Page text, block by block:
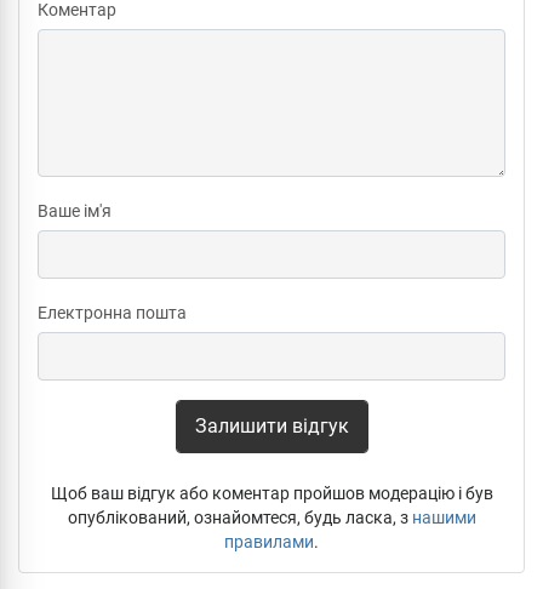
Коментар
Ваше ім'я
Електронна пошта
Залишити відгук
Щоб ваш відгук або коментар пройшов модерацію і був
опублікований, ознайомтеся, будь ласка, з нашими
правилами.